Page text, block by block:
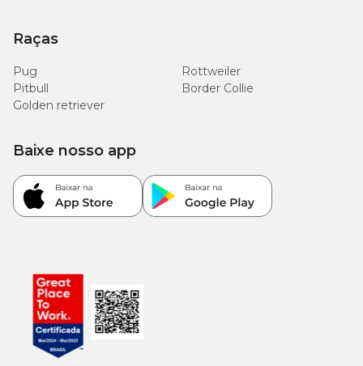
Raças
Pug
Rottweiler
Pitbull
Border Collie
Golden retriever
Baixe nosso app